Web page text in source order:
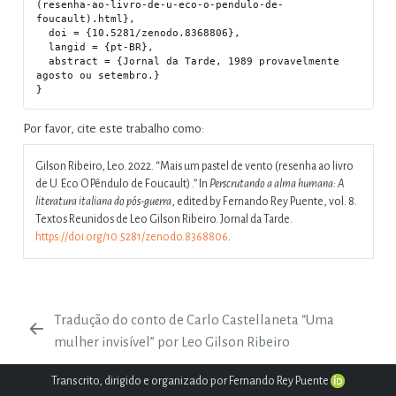
(resenha-ao-livro-de-u-eco-o-pendulo-de-
foucault).html},
  doi = {10.5281/zenodo.8368806},
  abstract = {Jornal da Tarde, 1989 provavelmente
agosto ou setembro.}
Por favor, cite este trabalho como:
Gilson Ribeiro, Leo. 2022. “Mais um pastel de vento (resenha ao livro
de U. Eco O Pêndulo de Foucault) .” In Perscrutando a alma humana: A
literatura italiana do pós-guerra, edited by Fernando Rey Puente, vol. 8.
Textos Reunidos de Leo Gilson Ribeiro. Jornal da Tarde.
https://doi.org/10.5281/zenodo.8368806
Tradução do conto de Carlo Castellaneta “Uma
mulher invisível” por Leo Gilson Ribeiro
Transcrito, dirigido e organizado por Fernando Rey Puente